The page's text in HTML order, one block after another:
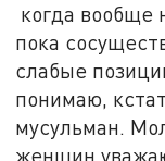
когда вообще
пока
слабые
понимаю,
мусульман.
женщин